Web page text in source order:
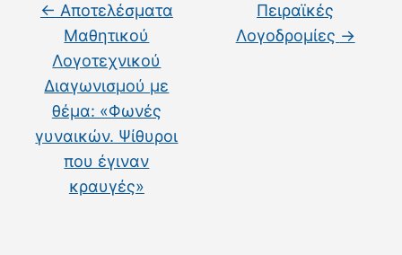
← Αποτελέσματα
Μαθητικού
Λογοτεχνικού
Διαγωνισμού με
θέμα: «Φωνές
γυναικών. Ψίθυροι
που έγιναν
κραυγές»
Πειραϊκές
Λογοδρομίες →